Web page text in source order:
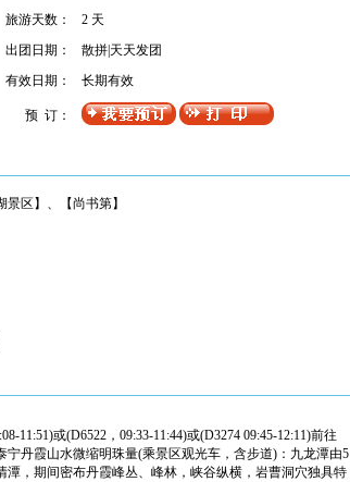
旅游天数：
2 天
出团日期：
散拼|天天发团
有效日期：
长期有效
预 订：
区】、【尚书第】
11:51)或(D6522，09:33-11:44)或(D3274 09:45-12:11)前往
丹霞山水微缩明珠量(乘景区观光车，含步道)：九龙潭由5
，期间密布丹霞峰丛、峰林，峡谷纵横，岩曹洞穴独具特